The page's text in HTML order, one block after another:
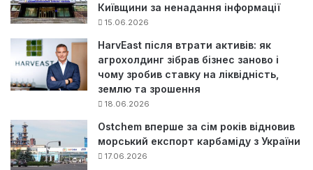
Київщини за ненадання інформації
15.06.2026
HarvEast після втрати активів: як
агрохолдинг зібрав бізнес заново і
чому зробив ставку на ліквідність,
землю та зрошення
18.06.2026
Ostchem вперше за сім років відновив
морський експорт карбаміду з України
17.06.2026